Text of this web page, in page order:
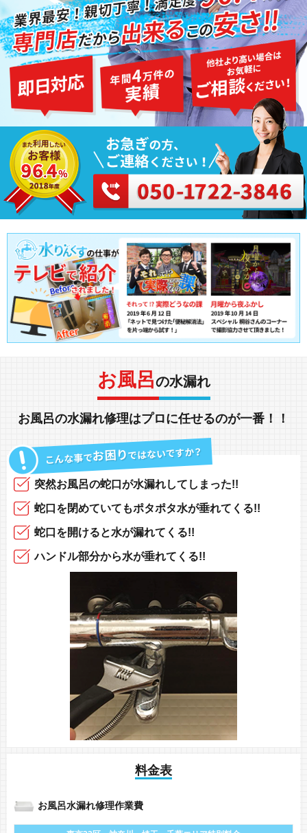
お風呂の水漏れ
お風呂の水漏れ修理はプロに任せるのが一番！！
突然お風呂の蛇口 が水漏れしてしまった!!
蛇口を閉めていてもポタポタ水が垂れてくる!!
蛇口を開けると水が漏れてくる!!
ハンドル部分から水が垂れてくる!!
料金表
お風呂水漏れ修理作業費